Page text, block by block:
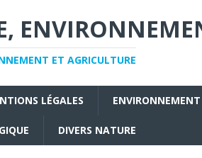
ET AGRICULTURE
LÉGALES ENVIRONNEMENT
DIVERS NATURE